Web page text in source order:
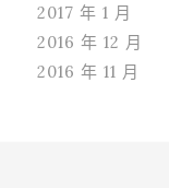
2017 年 1 月
2016 年 12 月
2016 年 11 月